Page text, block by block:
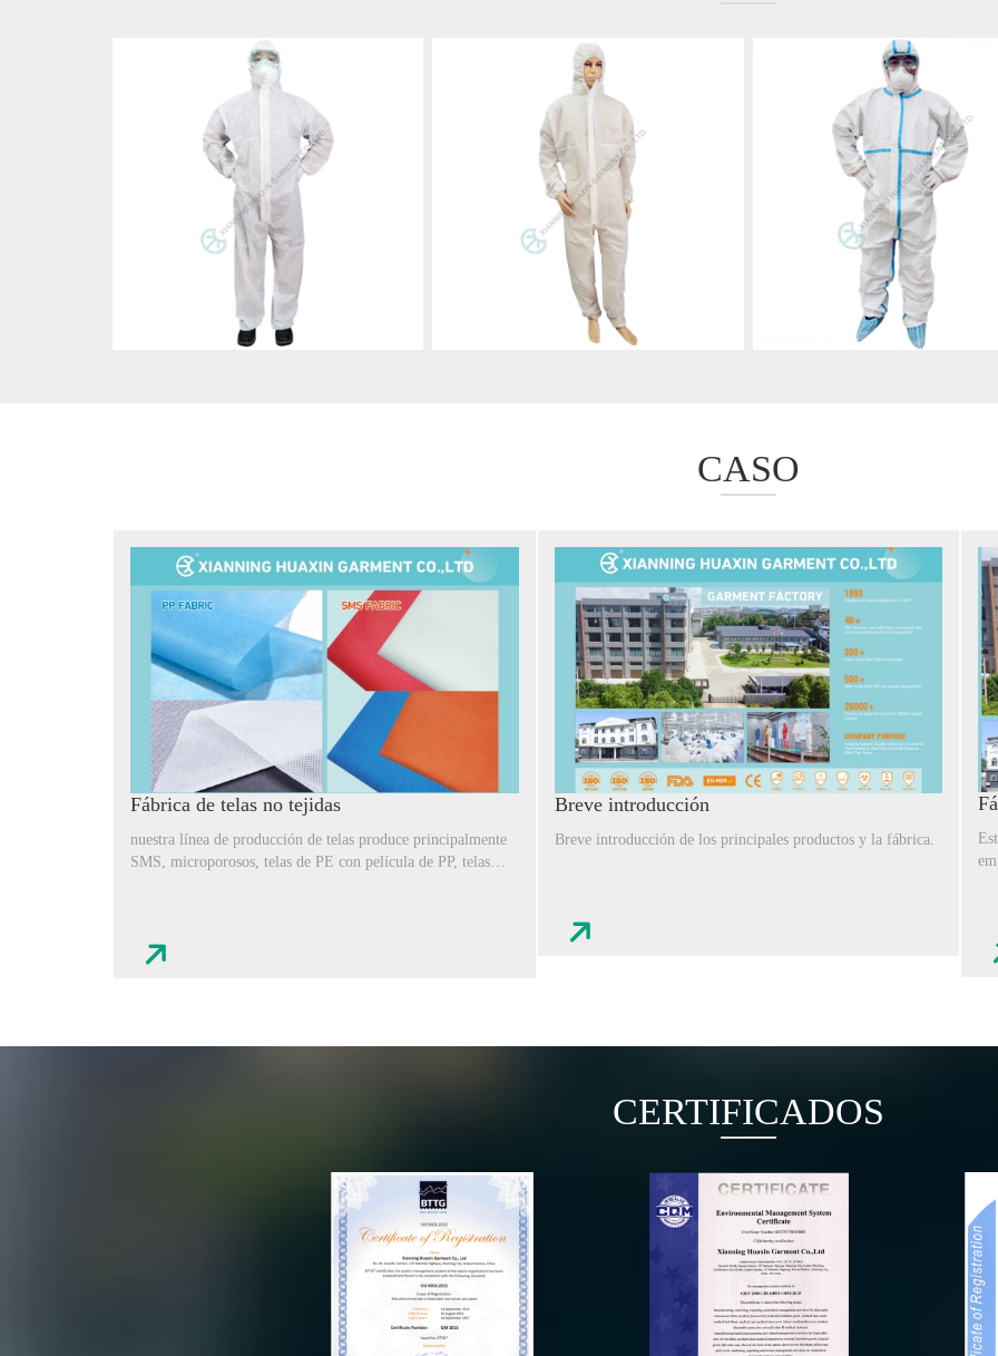
CASO
Fábrica de telas no tejidas
nuestra línea de producción de telas produce principalmente
SMS, microporosos, telas de PE con película de PP, telas
Breve introducción
Breve introducción de los principales productos y la fábrica.
CERTIFICADOS